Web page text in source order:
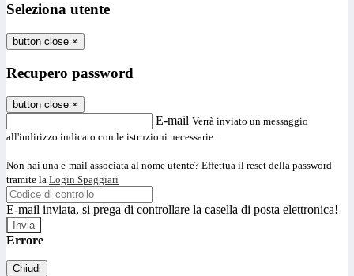
Seleziona utente
button close ×
Recupero password
button close ×
E-mail Verrà inviato un messaggio
all'indirizzo indicato con le istruzioni necessarie.
Non hai una e-mail associata al nome utente? Effettua il reset della password
tramite la Login Spaggiari
E-mail inviata, si prega di controllare la casella di posta elettronica!
Errore
Chiudi